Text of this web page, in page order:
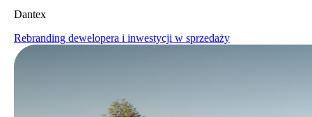
Dantex
Rebranding dewelopera i inwestycji w sprzedaży